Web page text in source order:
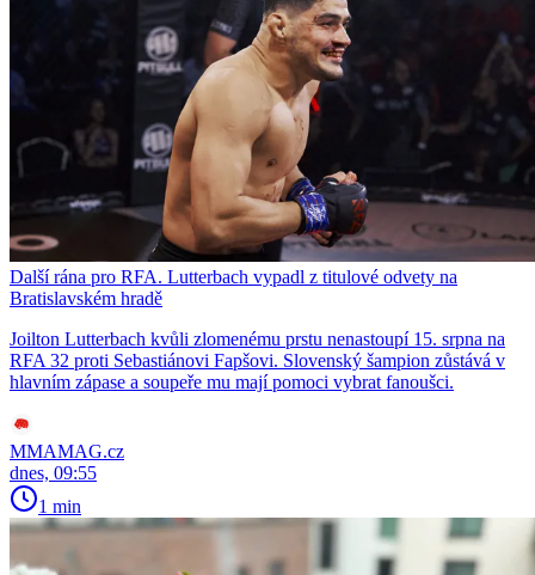
Další rána pro RFA. Lutterbach vypadl z titulové odvety na
Bratislavském hradě
Joilton Lutterbach kvůli zlomenému prstu nenastoupí 15. srpna na
RFA 32 proti Sebastiánovi Fapšovi. Slovenský šampion zůstává v
hlavním zápase a soupeře mu mají pomoci vybrat fanoušci.
MMAMAG.cz
dnes, 09:55
1 min